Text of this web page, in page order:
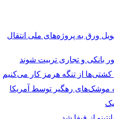
ورق به پروژه‌های ملی انتقال
و تجاری تربیت شوند
از تنگه هرمز کار می‌کنیم
موشک‌های رهگیر توسط آمریکا